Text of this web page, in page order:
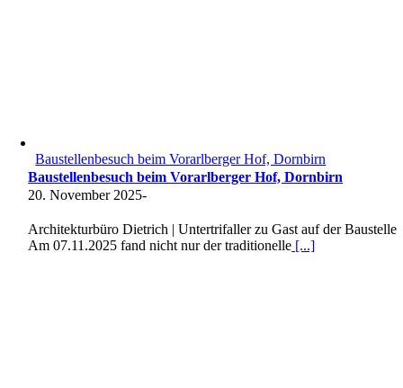
Baustellenbesuch beim Vorarlberger Hof, Dornbirn
Baustellenbesuch beim Vorarlberger Hof, Dornbirn
20. November 2025-
Architekturbüro Dietrich | Untertrifaller zu Gast auf der Baustelle
Am 07.11.2025 fand nicht nur der traditionelle [...]